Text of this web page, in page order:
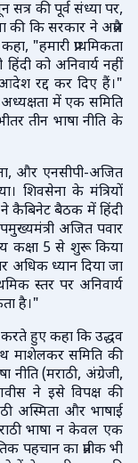
सत्र की पूर्व संध्या पर,
की कि सरकार ने अप्रैल
"हमारी प्राथमिकता
को अनिवार्य नहीं
रद्द कर दिए हैं।"
में एक समिति
तीन भाषा नीति के
और एनसीपी-अजित
शिवसेना के मंत्रियों
कैबिनेट बैठक में हिंदी
अजित पवार
कक्षा 5 से शुरू किया
अधिक ध्यान दिया जा
स्तर पर अनिवार्य
है।"
हुए कहा कि उद्धव
माशेलकर समिति की
नीति (मराठी, अंग्रेजी,
ने इसे विपक्ष की
अस्मिता और भाषाई
भाषा न केवल एक
पहचान का प्रतीक भी